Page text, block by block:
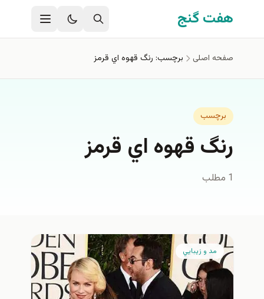
رفتن به محتوای اصلی
هفت گنج
صفحه اصلی برچسب: رنگ قهوه اي قرمز
برچسب
رنگ قهوه اي قرمز
1 مطلب
مد و زيبايي